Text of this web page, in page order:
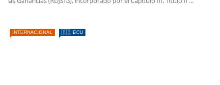
INTERNACIONAL 🇪🇨 ECU